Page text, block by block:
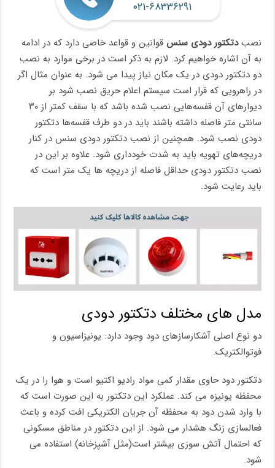
۰۲۱-۶۸۳۳۶۲۹۱
نصبدتکتور دودی سنس قوانین و قواعد خاصی دارد که در ادامه
به آن اشاره خواهیم کرد. لازم به ذکر است در برخی موارد به نصب
دو دتکتور دودی در یک مکان نیاز پیدا می شود. به عنوان مثال اگر
در راهرویی که قرار است سیستم اعلام حریق نصب شود بر
دیوارهای آن قفسه‌هایی نصب شده باشد که با سقف کمتر از ۳۰
سانتی متر فاصله داشته باشند باید در دو طرف قفسه‌ها دتکتور
دودی نصب شود. همچنین از نصب دتکتور دودی سنس در کنار
دریچه‌های تهویه باید به شدت خودداری شود. علاوه بر این در
نصب دتکتور دودی حداقل فاصله از دریچه ها یک متر است که
باید رعایت شود.
مدل های مختلف دتکتور دودی
دو نوع اصلی آشکارسازهای دود وجود دارد: یونیزاسیون و
فوتوالکتریک.
دتکتور دود حاوی مقدار کمی مواد رادیو اکتیو است و هوا را در یک
محفظه یونیزه می کند. عملکرد این دتکتور به این صورت است که
با وارد شدن دود به محفظه آن جریان الکتریکی افت کرده و باعث
فعالسازی زنگ هشدار می شود. از این دتکتور در مناطق مسکونی
که احتمال آتش سوزی بیشتر است(مثل آشپزخانه) استفاده می
شود.